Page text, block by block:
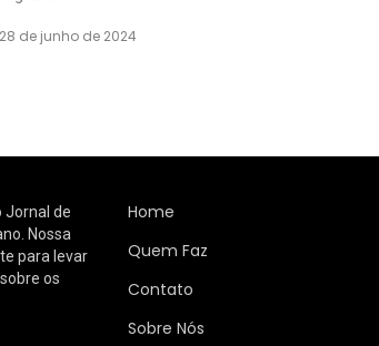
28 de junho de 2024
Jornal de
Nossa
para levar
os
Home
Quem Faz
Contato
Sobre Nós